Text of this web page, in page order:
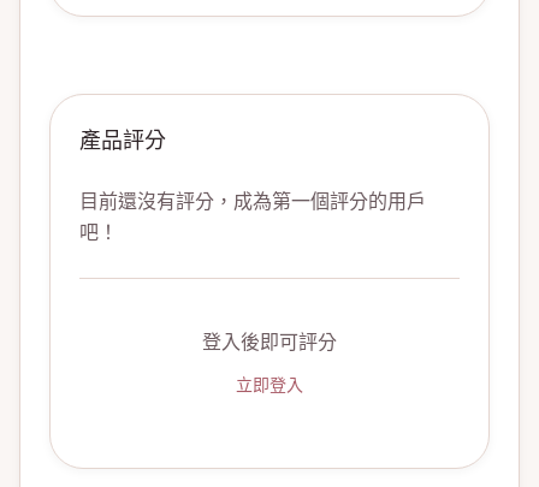
產品評分
目前還沒有評分，成為第一個評分的用戶
吧！
登入後即可評分
立即登入